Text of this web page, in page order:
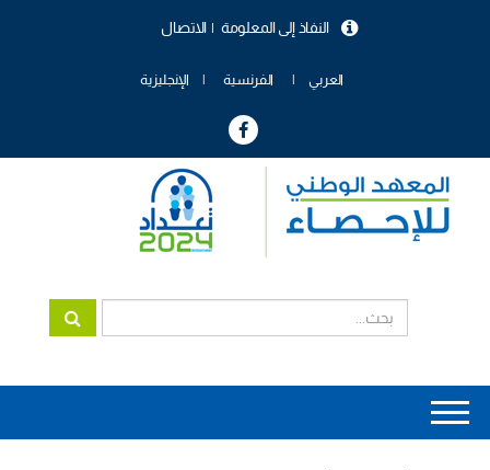
الاتصال النفاذ إلى المعلومة
العربي الفرنسية الإنجليزية
Main